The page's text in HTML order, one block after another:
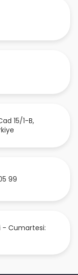
15/1-B,
99
- Cumartesi: